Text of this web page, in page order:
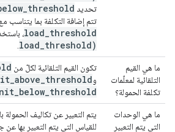
تحديد threshold
تتم إضافة التكلفة بما يتناسب
load threshold ،
load threshold)
ما هي القيم
التلقائية لمعلّمات
تكلفة الحمولة؟
تكون القيم التلقائية لكلّ من
و above threshold
below threshold
ما هي الوحدات
التي يتم التعبير
يتم التعبير عن تكاليف الحمولة
للقياس التي يتم التعبير بها عن